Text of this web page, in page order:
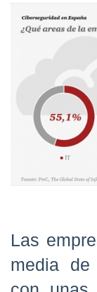
Las
media